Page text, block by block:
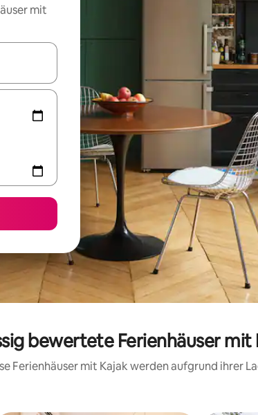
mit
mit den Pfeiltasten nach oben und unten oder
bewertete Ferienhäuser
Ferienhäuser mit Kajak werden aufgrund ihrer